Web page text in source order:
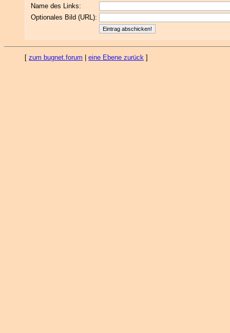
Name des Links:
Optionales Bild (URL):
[ zum bugnet.forum eine Ebene zurück ]